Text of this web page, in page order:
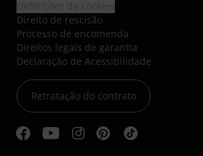
Direito de rescisão
Processo de encomenda
Direitos legais de garantia
Declaração de Acessibilidade
Retratação do contrato